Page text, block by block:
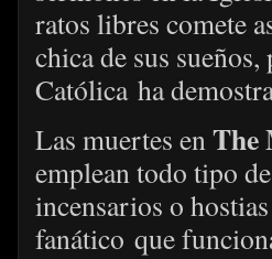
ratos libres comete
chica de sus
Católica ha
Las muertes enThe
emplean todo tipo
incensarios o
fanático que